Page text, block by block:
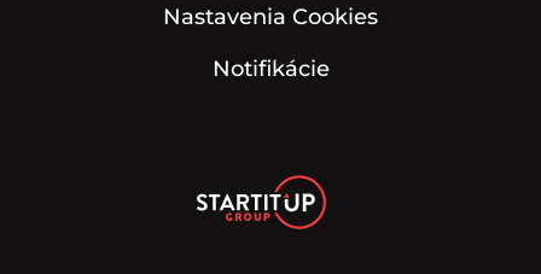
Nastavenia Cookies
Notifikácie